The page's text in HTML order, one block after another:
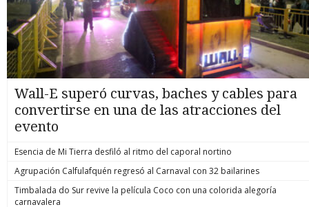
Wall-E superó curvas, baches y cables para
convertirse en una de las atracciones del
evento
Esencia de Mi Tierra desfiló al ritmo del caporal nortino
Agrupación Calfulafquén regresó al Carnaval con 32 bailarines
Timbalada do Sur revive la película Coco con una colorida alegoría
carnavalera